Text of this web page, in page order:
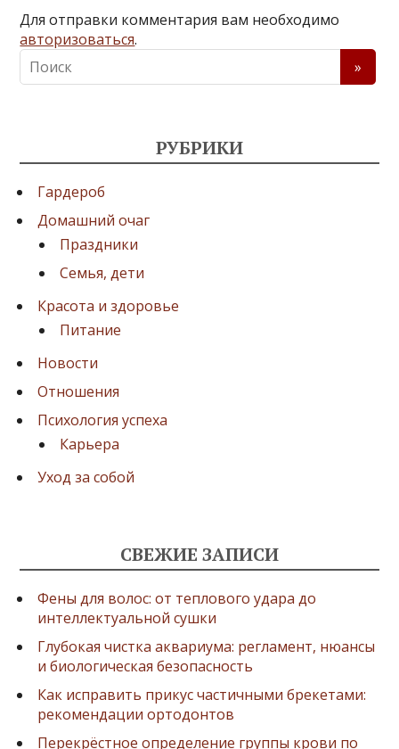
Для отправки комментария вам необходимо
авторизоваться.
РУБРИКИ
Гардероб
Домашний очаг
Праздники
Семья, дети
Красота и здоровье
Питание
Новости
Отношения
Психология успеха
Карьера
Уход за собой
СВЕЖИЕ ЗАПИСИ
Фены для волос: от теплового удара до
интеллектуальной сушки
Глубокая чистка аквариума: регламент, нюансы
и биологическая безопасность
Как исправить прикус частичными брекетами:
рекомендации ортодонтов
Перекрёстное определение группы крови по